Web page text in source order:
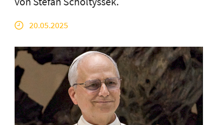
20.05.2025